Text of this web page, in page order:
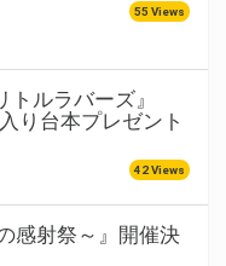
55 Views
トルラバーズ』
り台本プレゼント
42 Views
感射祭～』開催決